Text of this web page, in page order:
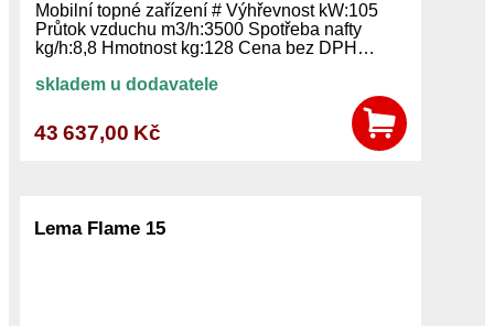
Mobilní topné zařízení # Výhřevnost kW:105
Průtok vzduchu m3/h:3500 Spotřeba nafty
kg/h:8,8 Hmotnost kg:128 Cena bez DPH…
skladem u dodavatele
43 637,00 Kč
Lema Flame 15